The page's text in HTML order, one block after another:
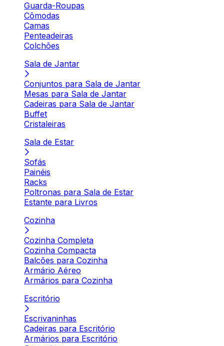
Guarda-Roupas
Cômodas
Camas
Penteadeiras
Colchões
Sala de Jantar
Conjuntos para Sala de Jantar
Mesas para Sala de Jantar
Cadeiras para Sala de Jantar
Buffet
Cristaleiras
Sala de Estar
Sofás
Painéis
Racks
Poltronas para Sala de Estar
Estante para Livros
Cozinha
Cozinha Completa
Cozinha Compacta
Balcões para Cozinha
Armário Aéreo
Armários para Cozinha
Escritório
Escrivaninhas
Cadeiras para Escritório
Armários para Escritório